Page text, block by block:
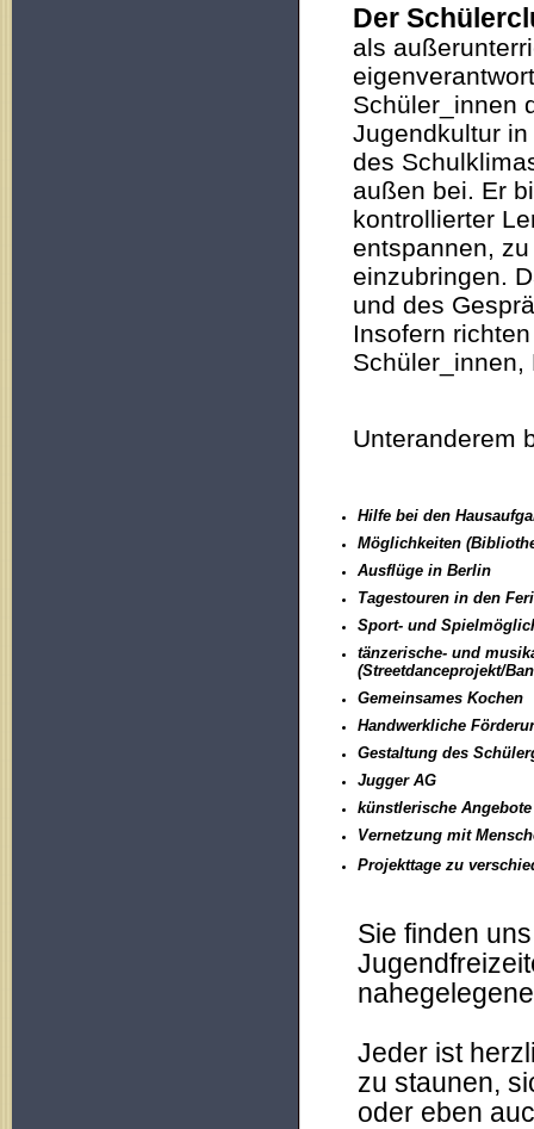
Der
als
Schüler_innen
Jugendkultur
des
außen bei. Er
kontrollierter
entspannen,
einzubringen.
und des
Insofern
Schüler_innen,
Unteranderem
Hilfe bei den
Möglichkeiten
Ausflüge in Berlin
Tagestouren in den
Sport- und
(Streetdanceprojekt/
Gemeinsames Kochen
Handwerkliche
Gestaltung des
Jugger AG
künstlerische Angebote
Vernetzung mit
Projekttage zu
Sie finden
Jeder ist
zu staunen,
oder eben